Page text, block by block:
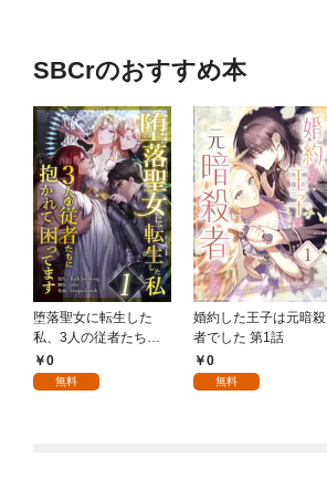
SBCrのおすすめ本
堕落聖女に転生した
私、3人の従者たちに
抱かれて困ってます 第
1話
0
無料
婚約した王子は元暗殺
者でした 第1話
0
無料